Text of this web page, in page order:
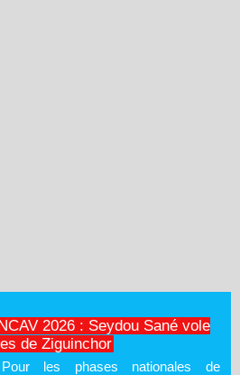
2026 : Seydou Sané vole
de Ziguinchor
Pour les phases nationales de